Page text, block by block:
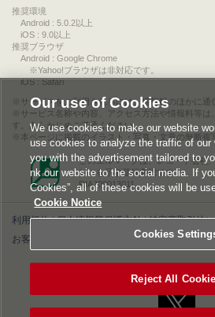
推奨環境
Android : 5.0.2以上
iOS : 9.0以上
推奨ブラウザ
Android : Google Chrome
※Yahoo!ブラウザは非対応です。
iOS : Safari
サービスをご利用されるには、情報料のほかに通
サービス名称や内容、アクセス方法や情報料等は
す。あらかじめご了承ください。
本ページに掲載のイラスト・写真・文章の無断複
このエルマークは、レコード会社
ンツを示す登録商標です。
RIAJ00013011
利用規約|個人情報等保護方針|特定商取引法
お客様情報の外部送信について|Cookies
Our use of Cookies
We use cookies to make our website
use cookies to analyze the traffic of our
you with the advertisement tailored to
nk our website to the social media. If
Cookies”, all of these cookies will be
Cookie Notice
Cookies
Reject All